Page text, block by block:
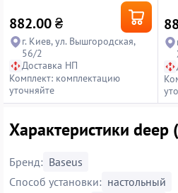
882.00₴
г. Киев, ул. Вышгородская,
56/2
Доставка НП
Комплект: комплектацию
уточняйте
Характеристики
Бренд: Baseus
Способ установки: настольный